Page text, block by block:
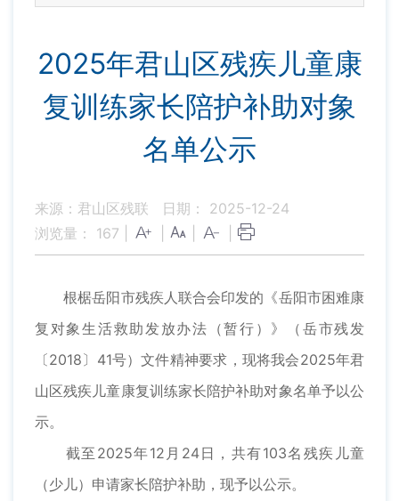
2025年君山区残疾儿童康
复训练家长陪护补助对象
名单公示
来源：君山区残联
日期： 2025-12-24
浏览量： 167
根椐岳阳市残疾人联合会印发的《岳阳市困难康
复对象生活救助发放办法（暂行）》（岳市残发
〔2018〕41号）文件精神要求，现将我会2025年君
山区残疾儿童康复训练家长陪护补助对象名单予以公
示。
截至2025年12月24日，共有103名残疾儿童
（少儿）申请家长陪护补助，现予以公示。